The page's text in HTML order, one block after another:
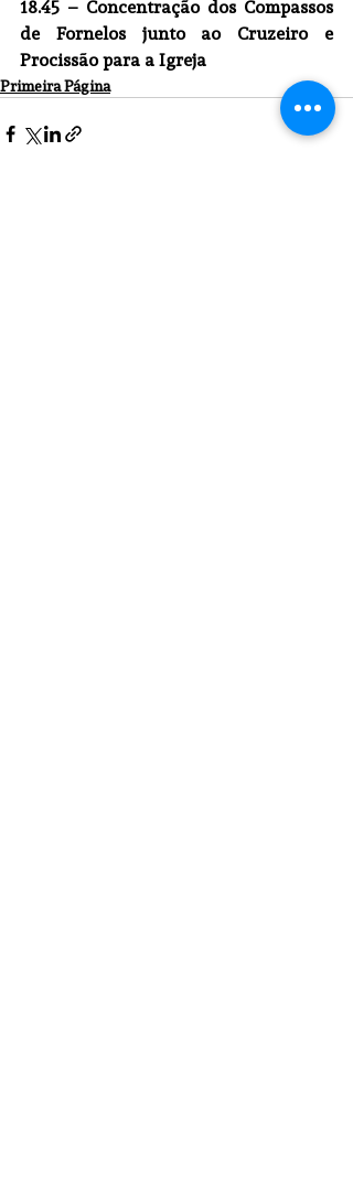
18.45 – Concentração dos Compassos
de Fornelos junto ao Cruzeiro e
Procissão para a Igreja
Primeira Página